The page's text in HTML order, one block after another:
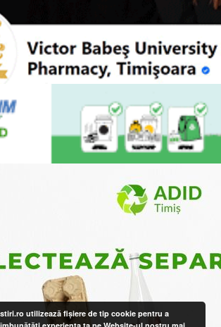
utilizează fişiere de tip cookie pentru a